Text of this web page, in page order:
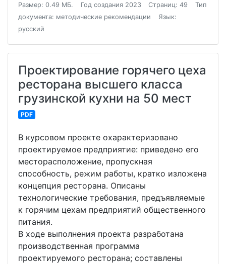
Размер: 0.49 МБ. Год создания 2023 Страниц: 49
Тип
документа: методические рекомендации
Язык:
русский
Проектирование горячего цеха
ресторана высшего класса
грузинской кухни на 50 мест
PDF
В курсовом проекте охарактеризовано
проектируемое предприятие: приведено его
месторасположение, пропускная
способность, режим работы, кратко изложена
концепция ресторана. Описаны
технологические требования, предъявляемые
к горячим цехам предприятий общественного
питания.
В ходе выполнения проекта разработана
производственная программа
проектируемого ресторана; составлены